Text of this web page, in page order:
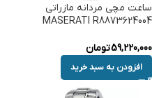
ساعت مچی مردانه مازراتی
MASERATI R8873624004
59,220,000تومان
افزودن به سبد خرید